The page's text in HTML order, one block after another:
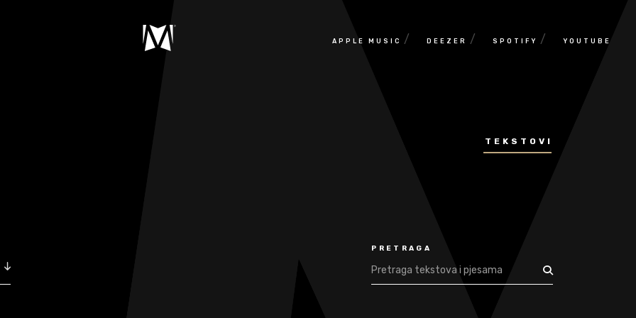
APPLE MUSIC / DEEZER / SPOTIFY / YOUTUBE
PRETRAGA
TEKSTOVI